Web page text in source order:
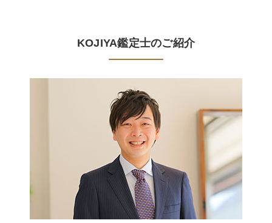
KOJIYA鑑定士のご紹介